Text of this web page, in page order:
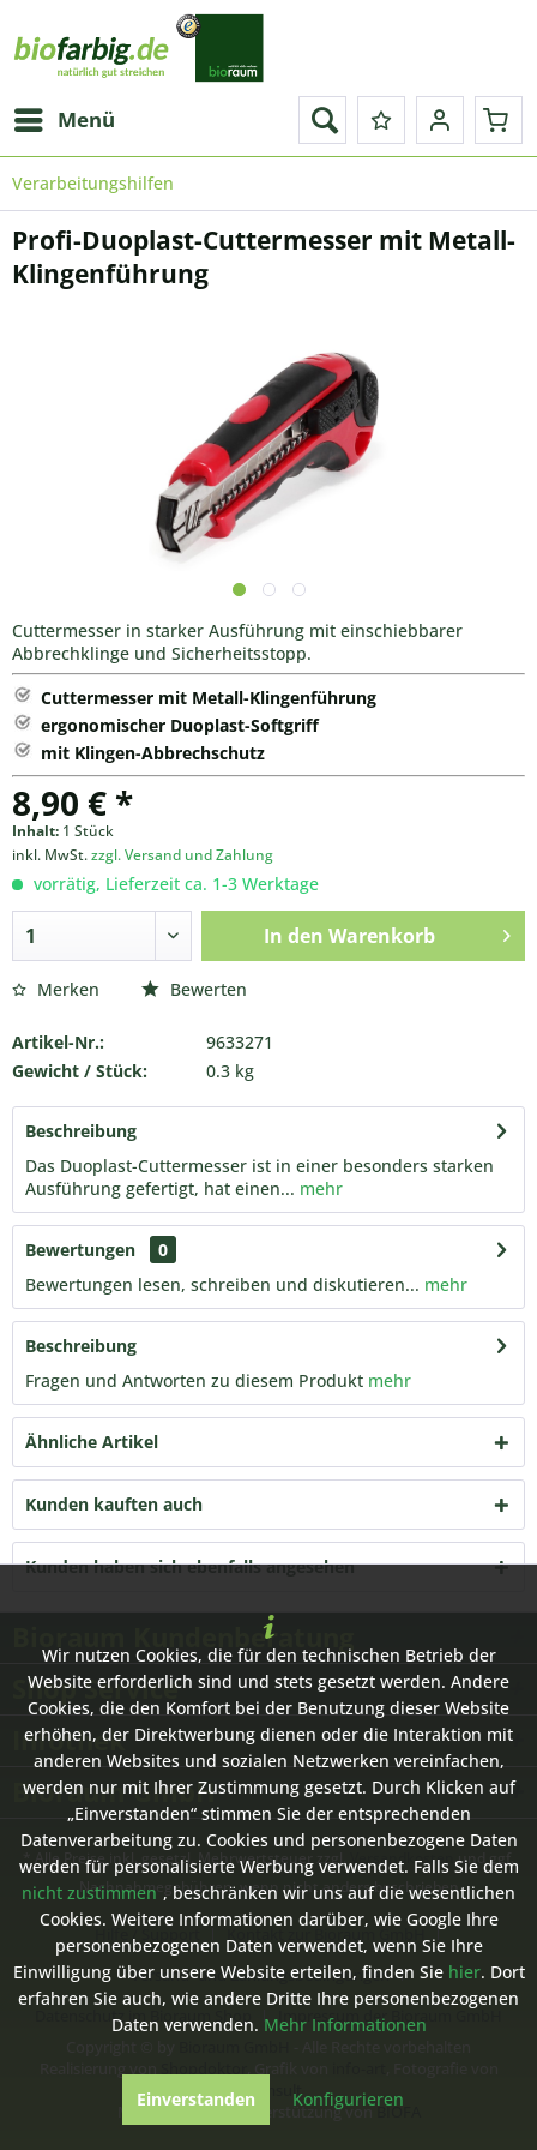
Menü
Verarbeitungshilfen
Profi-Duoplast-Cuttermesser mit Metall-
Klingenführung
Cuttermesser in starker Ausführung mit einschiebbarer
Abbrechklinge und Sicherheitsstopp.
Cuttermesser mit Metall-Klingenführung
ergonomischer Duoplast-Softgriff
mit Klingen-Abbrechschutz
8,90 € *
Inhalt: 1 Stück
inkl. MwSt.zzgl. Versand und Zahlung
vorrätig, Lieferzeit ca. 1-3 Werktage
In den Warenkorb
Merken Bewerten
Artikel-Nr.:
9633271
Gewicht / Stück:
0.3 kg
Beschreibung
Das Duoplast-Cuttermesser ist in einer besonders starken
Ausführung gefertigt, hat einen... mehr
Bewertungen
0
Bewertungen lesen, schreiben und diskutieren... mehr
Beschreibung
Fragen und Antworten zu diesem Produkt mehr
Ähnliche Artikel
Kunden kauften auch
Kunden haben sich ebenfalls angesehen
Bioraum Kundenberatung
Shop Service
Infothek
Bioraum GmbH
* Alle Preise inkl. gesetzl. Mehrwertsteuer zzgl. Versandkosten und ggf.
Nachnahmegebühren, wenn nicht anders beschrieben
Hilfe / Support
Kontakt zur Bioraum GmbH
Versand- und Zahlungsbedingungen
Datenschutz im Bioraum Shop
Impressum der Bioraum GmbH
ecomsult
Mit freundlicher Unterstützung vonBIOFA
Wir nutzen Cookies, die für den technischen Betrieb der
Website erforderlich sind und stets gesetzt werden. Andere
Cookies, die den Komfort bei der Benutzung dieser Website
erhöhen, der Direktwerbung dienen oder die Interaktion mit
anderen Websites und sozialen Netzwerken vereinfachen,
werden nur mit Ihrer Zustimmung gesetzt. Durch Klicken auf
„Einverstanden“ stimmen Sie der entsprechenden
Datenverarbeitung zu. Cookies und personenbezogene Daten
werden für personalisierte Werbung verwendet. Falls Sie dem
nicht zustimmen , beschränken wir uns auf die wesentlichen
Cookies. Weitere Informationen darüber, wie Google Ihre
personenbezogenen Daten verwendet, wenn Sie Ihre
Einwilligung über unsere Website erteilen, finden Sie hier. Dort
erfahren Sie auch, wie andere Dritte Ihre personenbezogenen
Daten verwenden. Mehr Informationen
Einverstanden Konfigurieren